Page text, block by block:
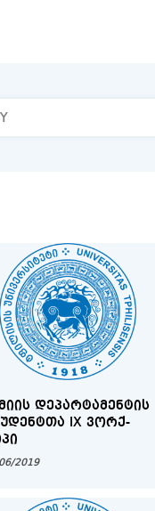
ᲓᲔᲞᲐᲠᲢᲐᲛᲔᲜᲢᲘᲡ
IX ᲕᲝᲠᲥ-
2019